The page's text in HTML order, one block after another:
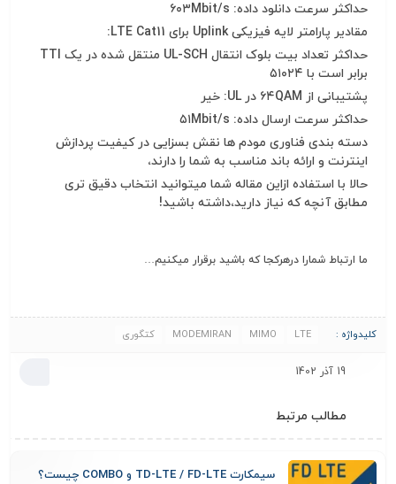
حداکثر سرعت دانلود داده:
۶۰۳Mbit/s
مقادیر پارامتر لایه فیزیکیUplink برای LTE Cat11:
حداکثر تعداد بیت بلوک انتقال
UL-SCH منتقل شده در یک TTI
برابر است با ۵۱۰۲۴
پشتیبانی از
۶۴QAM در UL: خیر
حداکثر سرعت ارسال داده:
۵۱Mbit/s
دسته بندی فناوری مودم ها نقش بسزایی در کیفیت پردازش
اینترنت و ارائه باند مناسب به شما را دارند،
حالا با استفاده ازاین مقاله شما میتوانید انتخاب دقیق تری
مطابق آنچه که نیاز دارید،داشته باشید!
ما ارتباط شمارا درهرکجا که باشید برقرار میکنیم…
کلیدواژه : LTE
MIMO
MODEMIRAN کتگوری
19 آذر 1402
مطالب مرتبط
سیمکارت TD-LTE / FD-LTE و COMBO چیست؟